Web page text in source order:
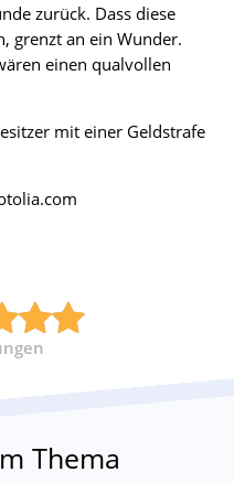
zurück. Dass diese
grenzt an ein Wunder.
einen qualvollen
mit einer Geldstrafe
Thema